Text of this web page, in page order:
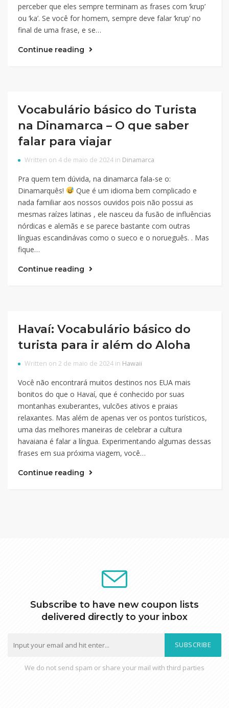
perceber que eles sempre terminam as frases com ‘krup’
ou ‘ka’. Se você for homem, sempre deve falar ‘krup’ no
final de uma frase, e se…
Continue reading
Vocabulário básico do Turista
na Dinamarca – O que saber
falar para viajar
Written on 4 de maio de 2024 in Dinamarca
Pra quem tem dúvida, na dinamarca fala-se o:
Dinamarquês!
Que é um idioma bem complicado e
nada familiar aos nossos ouvidos pois não possui as
mesmas raízes latinas , ele nasceu da fusão de influências
nórdicas e alemãs e se parece bastante com outras
línguas escandinávas como o sueco e o norueguês. . Mas
fique…
Continue reading
Havaí: Vocabulário básico do
turista para ir além do Aloha
Written on 2 de maio de 2024 in Hawaii
Você não encontrará muitos destinos nos EUA mais
bonitos do que o Havaí, que é conhecido por suas
montanhas exuberantes, vulcões ativos e praias
relaxantes. Mas além de apenas ver os pontos turísticos,
uma das melhores maneiras de celebrar a cultura
havaiana é falar a língua. Experimentando algumas dessas
frases em sua próxima viagem, você…
Continue reading
Subscribe to have new coupon lists
delivered directly to your inbox
SUBSCRIBE
We do not send spam or share your mail with third parties